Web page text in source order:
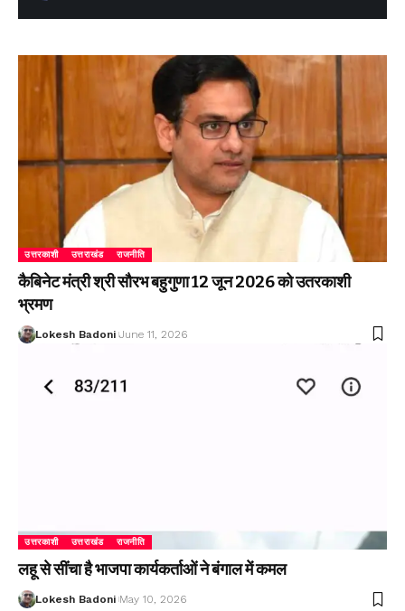
उत्तरकाशी उत्तराखंड राजनीति
कैबिनेट मंत्री श्री सौरभ बहुगुणा 12 जून 2026 को उतरकाशी
भ्रमण
Lokesh Badoni June 11, 2026
उत्तरकाशी उत्तराखंड राजनीति
लहू से सींचा है भाजपा कार्यकर्ताओं ने बंगाल में कमल
Lokesh Badoni May 10, 2026